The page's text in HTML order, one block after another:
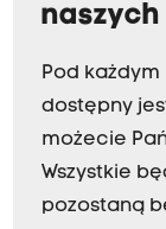
naszych
Pod
dostępny
możecie
Wszystkie
pozostaną